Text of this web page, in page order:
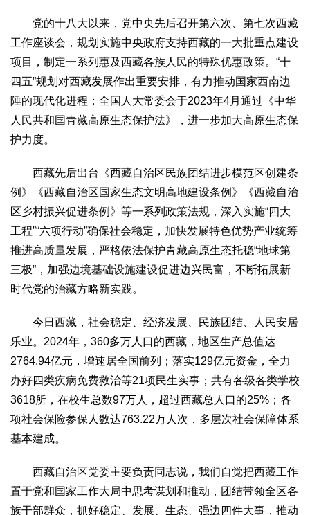
党的十八大以来，党中央先后召开第六次、第七次西藏
工作座谈会，规划实施中央政府支持西藏的一大批重点建设
项目，制定一系列惠及西藏各族人民的特殊优惠政策。“十
四五”规划对西藏发展作出重要安排，有力推动国家西南边
陲的现代化进程；全国人大常委会于2023年4月通过《中华
人民共和国青藏高原生态保护法》，进一步加大高原生态保
护力度。
西藏先后出台《西藏自治区民族团结进步模范区创建条
例》《西藏自治区国家生态文明高地建设条例》《西藏自治
区乡村振兴促进条例》等一系列政策法规，深入实施“四大
工程”“六项行动”确保社会稳定，加快发展特色优势产业统筹
推进高质量发展，严格依法保护青藏高原生态托稳“地球第
三极”，加强边境基础设施建设促进边兴民富，不断拓展新
时代党的治藏方略新实践。
今日西藏，社会稳定、经济发展、民族团结、人民安居
乐业。2024年，360多万人口的西藏，地区生产总值达
2764.94亿元，增速居全国前列；落实129亿元资金，全力
办好四类疾病免费救治等21项民生实事；共有各级各类学校
3618所，在校生总数97万人，超过西藏总人口的25%；各
项社会保险参保人数达763.22万人次，多层次社会保障体系
基本建成。
西藏自治区党委主要负责同志说，我们自觉把西藏工作
置于党和国家工作大局中思考谋划和推动，团结带领全区各
族干部群众，抓好稳定、发展、生态、强边四件大事，推动